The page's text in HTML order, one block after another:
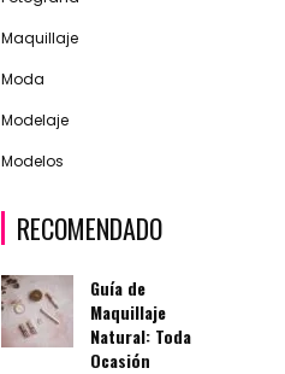
Maquillaje
Moda
Modelaje
Modelos
RECOMENDADO
Guía de
Maquillaje
Natural: Toda
Ocasión